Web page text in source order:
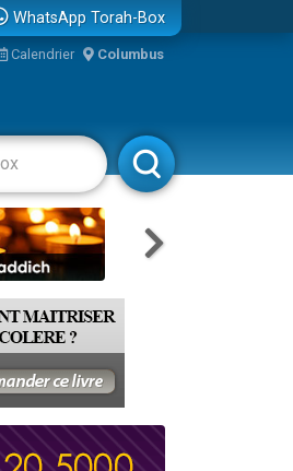
WhatsApp Torah-Box
Calendrier Columbus
Rabbanim